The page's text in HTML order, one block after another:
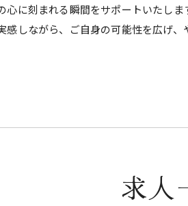
に刻まれる瞬間をサポートいたし
しながら、ご自身の可能性を広げ、
求人